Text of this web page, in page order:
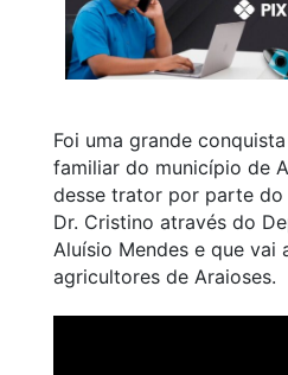
Foi uma grande
familiar do município de
desse trator por parte
Dr. Cristino através do
Aluísio Mendes e que vai
agricultores de Araioses.